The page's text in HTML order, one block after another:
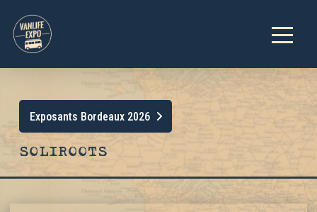
Exposants Bordeaux 2026
SOLIROOTS